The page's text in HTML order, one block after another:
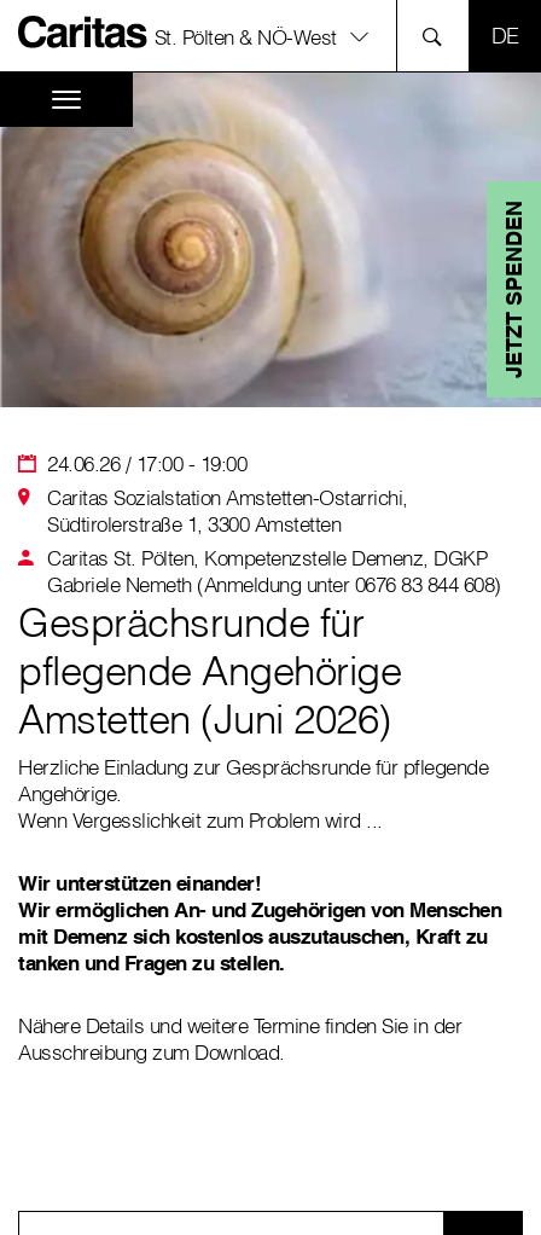
St. Pölten & NÖ-West
JETZT SPENDEN
24.06.26 / 17:00 - 19:00
Caritas Sozialstation Amstetten-Ostarrichi,
Südtirolerstraße 1, 3300 Amstetten
Caritas St. Pölten, Kompetenzstelle Demenz, DGKP
Gabriele Nemeth (Anmeldung unter 0676 83 844 608)
Gesprächsrunde für
pflegende Angehörige
Amstetten (Juni 2026)
Herzliche Einladung zur Gesprächsrunde für pflegende
Angehörige.
Wenn Vergesslichkeit zum Problem wird ...
Wir unterstützen einander!
Wir ermöglichen An- und Zugehörigen von Menschen
mit Demenz sich kostenlos auszutauschen, Kraft zu
tanken und Fragen zu stellen.
Nähere Details und weitere Termine finden Sie in der
Ausschreibung zum Download.